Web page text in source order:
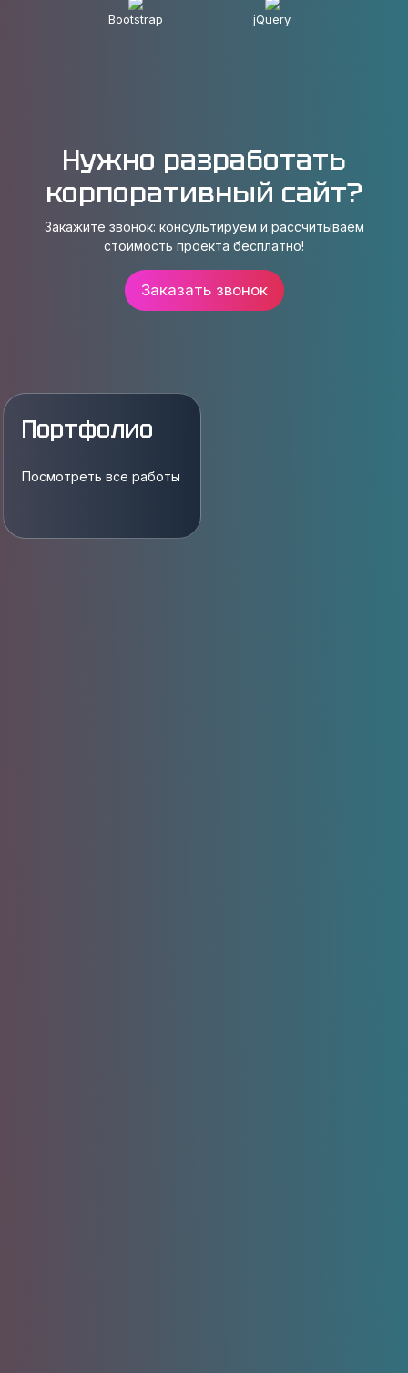
Bootstrap jQuery
Нужно разработать
корпоративный сайт?
Закажите звонок: консультируем и рассчитываем
стоимость проекта бесплатно!
Заказать звонок
Портфолио
Посмотреть все работы